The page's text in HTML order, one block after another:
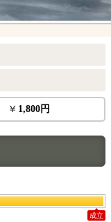
1,800円
成立